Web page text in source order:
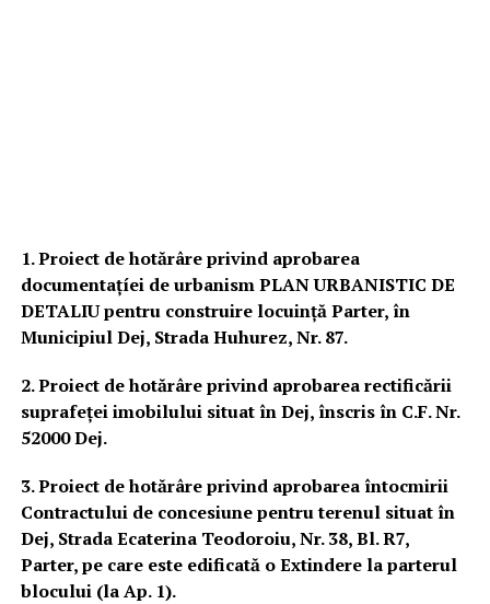
1. Proiect de hotărâre privind aprobarea
documentațíei de urbanism PLAN URBANISTIC DE
DETALIU pentru construire locuință Parter, în
Municipiul Dej, Strada Huhurez, Nr. 87.
2. Proiect de hotărâre privind aprobarea rectificării
suprafeței imobilului situat în Dej, înscris în C.F. Nr.
52000 Dej.
3. Proiect de hotărâre privind aprobarea întocmirii
Contractului de concesiune pentru terenul situat în
Dej, Strada Ecaterina Teodoroiu, Nr. 38, Bl. R7,
Parter, pe care este edificată o Extindere la parterul
blocului (la Ap. 1).